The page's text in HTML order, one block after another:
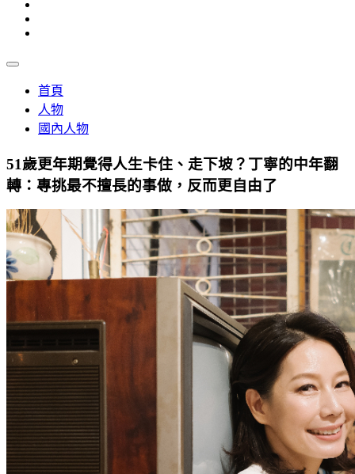
首頁
人物
國內人物
51歲更年期覺得人生卡住、走下坡？丁寧的中年翻
轉：專挑最不擅長的事做，反而更自由了